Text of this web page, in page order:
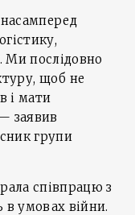
Ми послідовно
щоб не
і мати
заявив
групи
співпрацю з
в умовах війни.